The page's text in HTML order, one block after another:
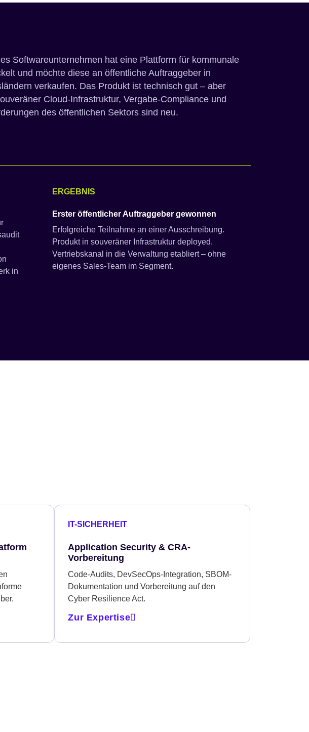
Softwareunternehmen hat eine Plattform für kommunale
und möchte diese an öffentliche Auftraggeber in
verkaufen. Das Produkt ist technisch gut – aber
Cloud-Infrastruktur, Vergabe-Compliance und
des öffentlichen Sektors sind neu.
in
ERGEBNIS
Erster öffentlicher Auftraggeber gewonnen
Erfolgreiche Teilnahme an einer Ausschreibung.
Produkt in souveräner Infrastruktur deployed.
Vertriebskanal in die Verwaltung etabliert – ohne
eigenes Sales-Team im Segment.
IT-SICHERHEIT
Application Security & CRA-
Vorbereitung
Code-Audits, DevSecOps-Integration, SBOM-
Dokumentation und Vorbereitung auf den
Cyber Resilience Act.
Zur Expertise